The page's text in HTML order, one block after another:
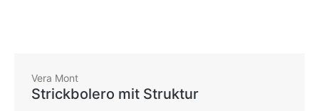
Vera Mont
Strickbolero mit Struktur